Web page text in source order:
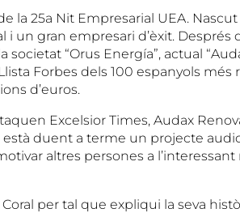
la 25a Nit Empresarial UEA. Nascut
un gran empresari d’èxit. Després
societat “Orus Energía”, actual
Forbes dels 100 espanyols més
d’euros.
Excelsior Times, Audax
està duent a terme un projecte
altres persones a
per tal que expliqui la seva